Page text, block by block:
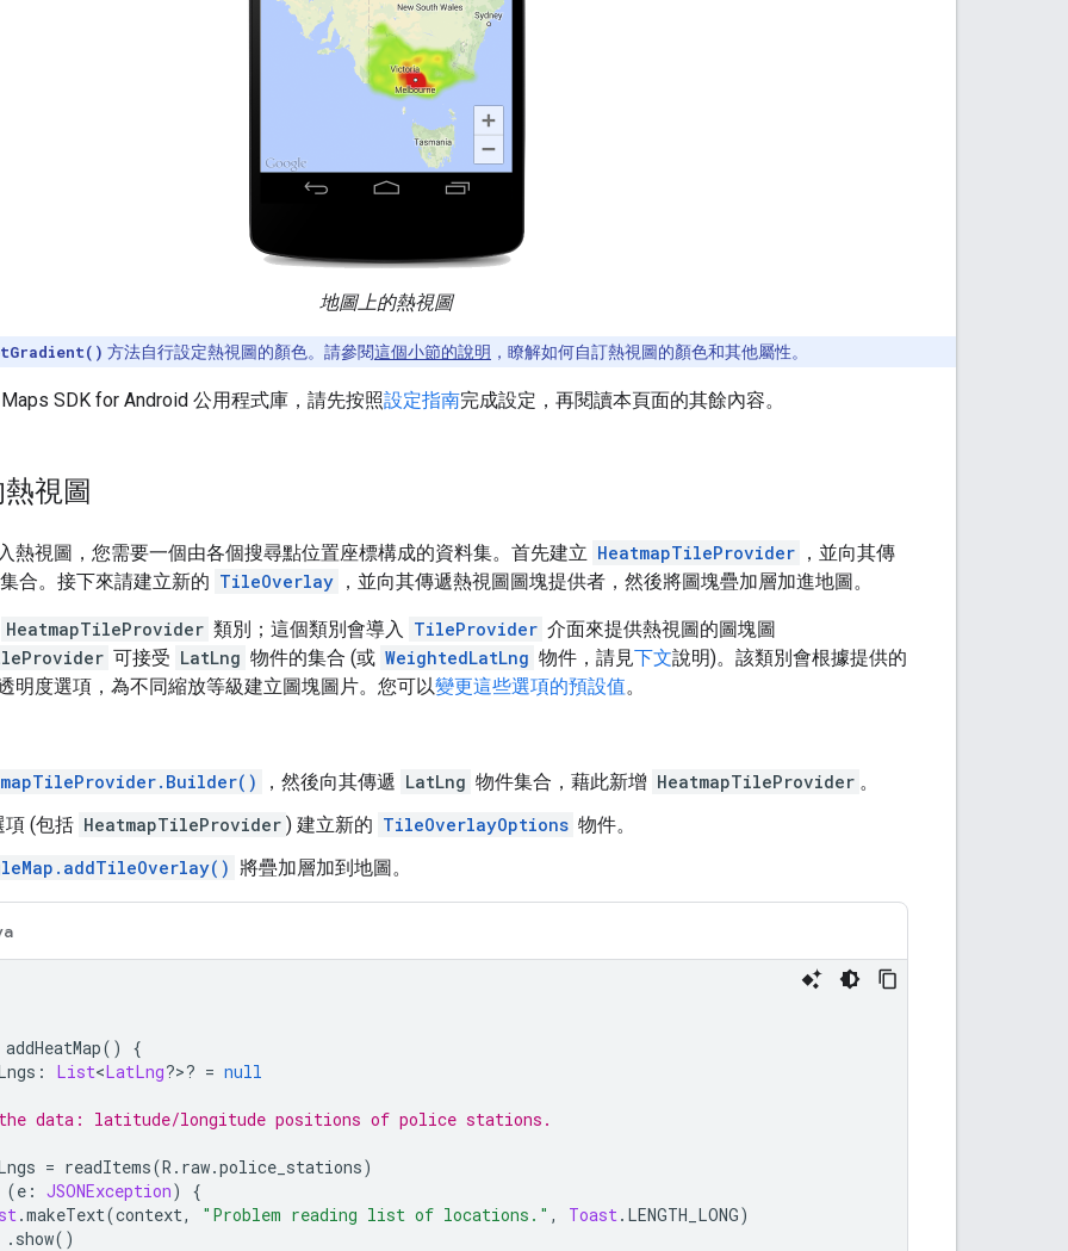
地圖上的熱視圖
方法自行設定熱視圖的顏色。請參閱這個小節的說明 ，瞭解如何自訂熱視圖的顏色和其他屬性。
Maps SDK for Android 公用程式庫，請先按照設定指南完成設定，再閱讀本頁面的其餘內容。
熱視圖
熱視圖，您需要一個由各個搜尋點位置座標構成的資料集。首先建立 HeatmapTileProvider ，並向其傳
合。接下來請建立新的 TileOverlay ，並向其傳遞熱視圖圖塊提供者，然後將圖塊疊加層加進地圖。
HeatmapTileProvider 類別；這個類別會導入 TileProvider 介面來提供熱視圖的圖塊圖
可接受 LatLng 物件的集合 (或 WeightedLatLng 物件，請見下文說明)。該類別會根據提供的
明度選項，為不同縮放等級建立圖塊圖片。您可以變更這些選項的預設值。
，然後向其傳遞 LatLng 物件集合，藉此新增 HeatmapTileProvider 。
項 (包括 HeatmapTileProvider ) 建立新的 TileOverlayOptions 物件。
將疊加層加到地圖。
()
{
: List<LatLng?>? = null
data: latitude/longitude positions of police stations.
= readItems(R . raw.police_stations)
(e : JSONException)
{
.makeText(context, "Problem reading list of locations." , Toast. LENGTH_LONG)
. show()